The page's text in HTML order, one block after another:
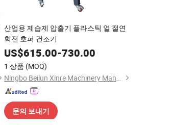
산업용 제습제 압출기 플라스틱 열 절연
회전 호퍼 건조기
US$615.00-730.00
1 상품 (MOQ)
Ningbo Beilun Xinre Machinery Manufacturing Co., Ltd.
문의 보내기